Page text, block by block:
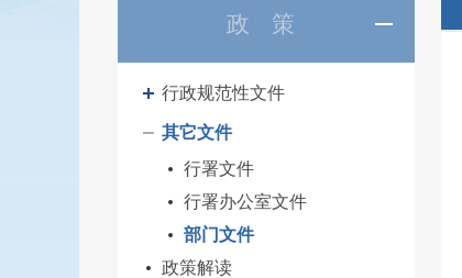
政 策
行政规范性文件
其它文件
行署文件
行署办公室文件
部门文件
政策解读